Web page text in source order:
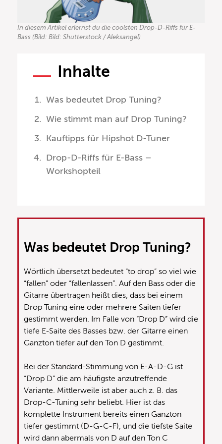
In diesem Artikel erlernst du die coolsten Drop-D-Riffs für E-
Bass (Bild: Bild: Shutterstock / Aleksangel)
Inhalte
Was bedeutet Drop Tuning?
Wie stimmt man auf Drop Tuning?
Kauftipps für Hipshot D-Tuner
Drop-D-Riffs für E-Bass –
Workshopteil
Was bedeutet Drop Tuning?
Wörtlich übersetzt bedeutet “to drop” so viel wie
“fallen” oder “fallenlassen”. Auf den Bass oder die
Gitarre übertragen heißt dies, dass bei einem
Drop Tuning eine oder mehrere Saiten tiefer
gestimmt werden. Im Falle von “Drop D” wird die
tiefe E-Saite des Basses bzw. der Gitarre einen
Ganzton tiefer auf den Ton D gestimmt.
Bei der Standard-Stimmung von E-A-D-G ist
“Drop D” die am häufigste anzutreffende
Variante. Mittlerweile ist aber auch z. B. das
Drop-C-Tuning sehr beliebt. Hier ist das
komplette Instrument bereits einen Ganzton
tiefer gestimmt (D-G-C-F), und die tiefste Saite
wird dann abermals von D auf den Ton C